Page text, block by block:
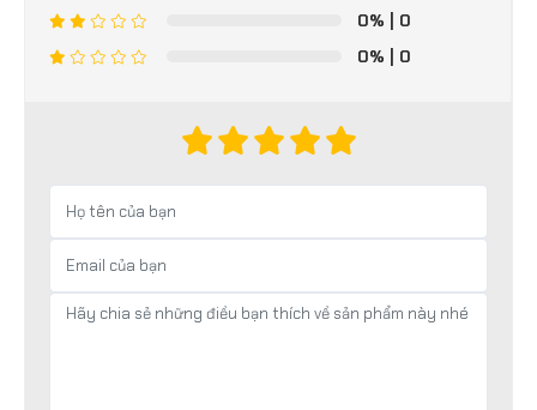
0% | 0
0% | 0